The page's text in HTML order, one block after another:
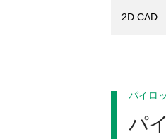
2D CAD
パイロ
パ